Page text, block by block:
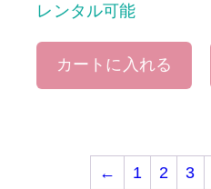
レンタル可能
カートに入れる
← 1 2 3